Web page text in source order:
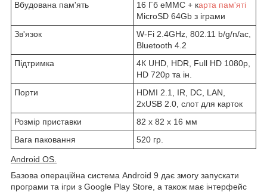
Вбудована пам'ять
16 Гб eMMC + карта пам'яті
MicroSD 64Gb з іграми
Зв'язок
W-Fi 2.4GHz, 802.11 b/g/n/ac,
Bluetooth 4.2
Підтримка
4К UHD, HDR, Full HD 1080p,
HD 720p та ін.
Порти
HDMI 2.1, IR, DC, LAN,
2xUSB 2.0, слот для карток
Розмір приставки
82 х 82 х 16 мм
Вага паковання
520 гр.
Android OS.
Базова операційна система Android 9 дає змогу запускати
програми та ігри з Google Play Store, а також має інтерфейс